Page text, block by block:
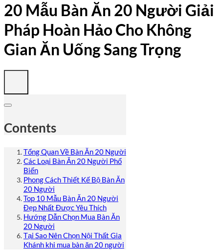
20 Mẫu Bàn Ăn 20 Người Giải
Pháp Hoàn Hảo Cho Không
Gian Ăn Uống Sang Trọng
Contents
Tổng Quan Về Bàn Ăn 20 Người
Các Loại Bàn Ăn 20 Người Phổ
Biến
Phong Cách Thiết Kế Bộ Bàn Ăn
20 Người
Top 10 Mẫu Bàn Ăn 20 Người
Đẹp Nhất Được Yêu Thích
Hướng Dẫn Chọn Mua Bàn Ăn
20 Người
Tại Sao Nên Chọn Nội Thất Gia
Khánh khi mua bàn ăn 20 người